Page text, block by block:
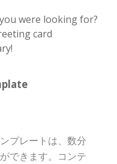
were looking for?
card
プレートは、数分
できます。コンテ